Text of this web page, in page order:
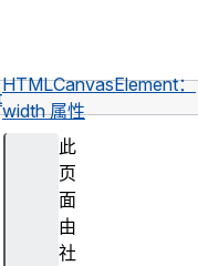
HTMLCanvasElement：
width 属性
此
页
面
由
社